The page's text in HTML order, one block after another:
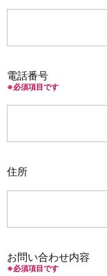
電話番号
※必須項目です
住所
お問い合わせ内容
※必須項目です